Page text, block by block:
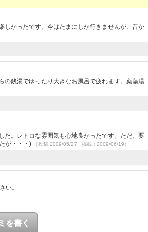
しかったです。今はたまにしか行きませんが、昔か
の銭湯でゆったり大きなお風呂で疲れます。薬蕩湯
た。レトロな雰囲気も心地良かったです。ただ、要
が・・・)
（投稿:2009/05/27 掲載：2009/06/19）
い。
を書く